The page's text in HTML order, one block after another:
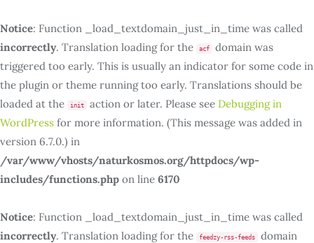
Notice: Function _load_textdomain_just_in_time was called
incorrectly. Translation loading for the acf
domain was
triggered too early. This is usually an indicator for some code in
the plugin or theme running too early. Translations should be
loaded at the
init action or later. Please see Debugging in
WordPress for more information. (This message was added in
version 6.7.0.) in
/var/www/vhosts/naturkosmos.org/httpdocs/wp-
includes/functions.php on line 6170
Notice: Function _load_textdomain_just_in_time was called
incorrectly. Translation loading for the feedzy-rss-feeds
domain